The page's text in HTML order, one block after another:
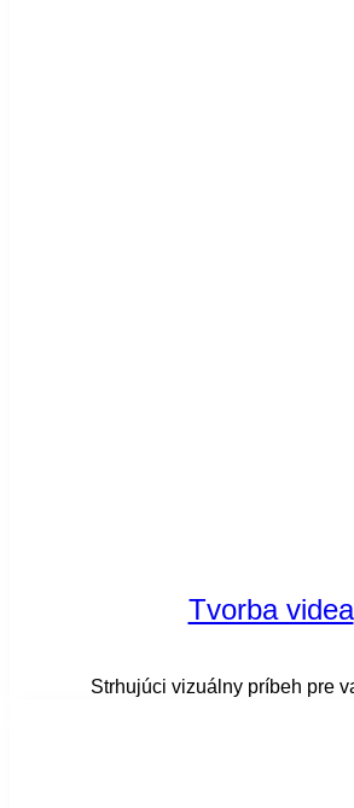
Tvorba videa
Strhujúci vizuálny príbeh pre